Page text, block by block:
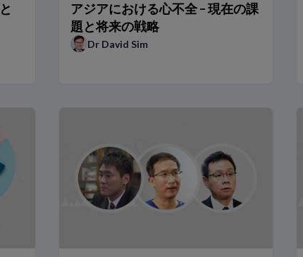
アジアにおける心不全 – 現在の課
題と将来の戦略
Dr David Sim